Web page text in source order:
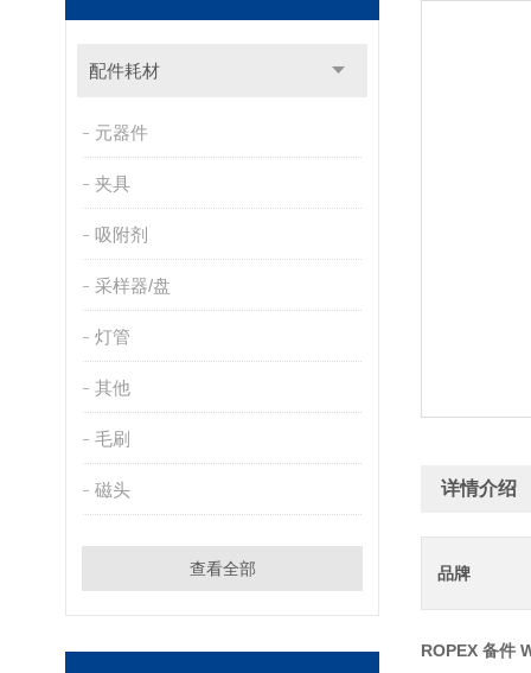
配件耗材
元器件
夹具
吸附剂
采样器/盘
灯管
其他
毛刷
磁头
查看全部
详情介绍
品牌
ROPEX 备件